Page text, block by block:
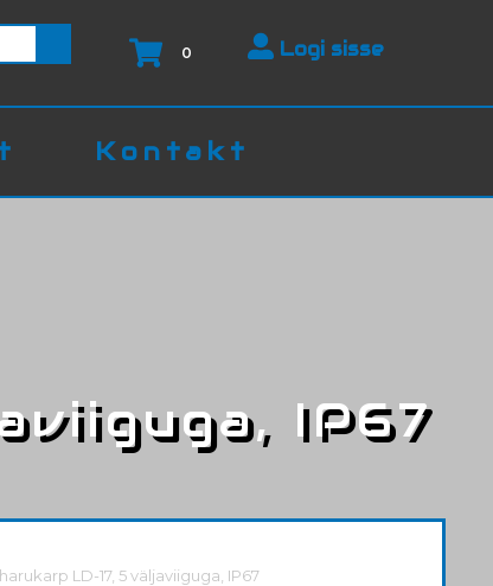
0 Logi sisse
Kontakt
IP67
LD-17, 5 väljaviiguga, IP67